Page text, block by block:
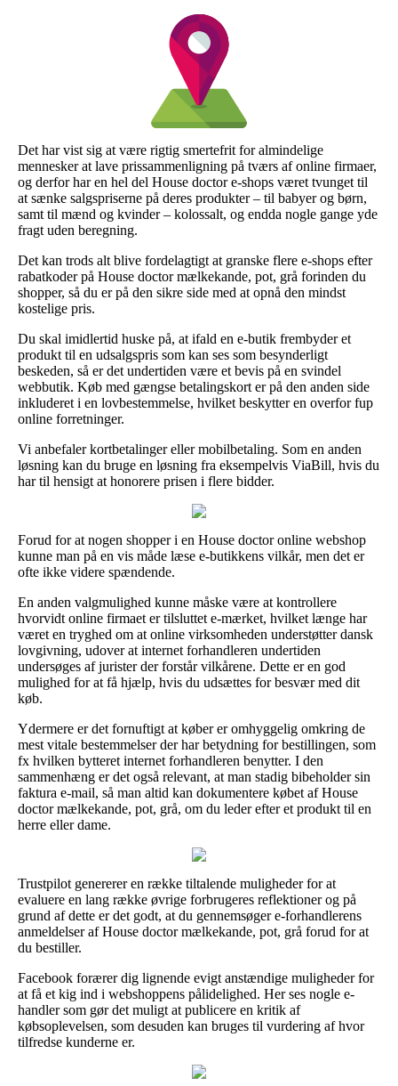
Det har vist sig at være rigtig smertefrit for almindelige
mennesker at lave prissammenligning på tværs af online firmaer,
og derfor har en hel del House doctor e-shops været tvunget til
at sænke salgspriserne på deres produkter – til babyer og børn,
samt til mænd og kvinder – kolossalt, og endda nogle gange yde
fragt uden beregning.
Det kan trods alt blive fordelagtigt at granske flere e-shops efter
rabatkoder på House doctor mælkekande, pot, grå forinden du
shopper, så du er på den sikre side med at opnå den mindst
kostelige pris.
Du skal imidlertid huske på, at ifald en e-butik frembyder et
produkt til en udsalgspris som kan ses som besynderligt
beskeden, så er det undertiden være et bevis på en svindel
webbutik. Køb med gængse betalingskort er på den anden side
inkluderet i en lovbestemmelse, hvilket beskytter en overfor fup
online forretninger.
Vi anbefaler kortbetalinger eller mobilbetaling. Som en anden
løsning kan du bruge en løsning fra eksempelvis ViaBill, hvis du
har til hensigt at honorere prisen i flere bidder.
Forud for at nogen shopper i en House doctor online webshop
kunne man på en vis måde læse e-butikkens vilkår, men det er
ofte ikke videre spændende.
En anden valgmulighed kunne måske være at kontrollere
hvorvidt online firmaet er tilsluttet e-mærket, hvilket længe har
været en tryghed om at online virksomheden understøtter dansk
lovgivning, udover at internet forhandleren undertiden
undersøges af jurister der forstår vilkårene. Dette er en god
mulighed for at få hjælp, hvis du udsættes for besvær med dit
køb.
Ydermere er det fornuftigt at køber er omhyggelig omkring de
mest vitale bestemmelser der har betydning for bestillingen, som
fx hvilken bytteret internet forhandleren benytter. I den
sammenhæng er det også relevant, at man stadig bibeholder sin
faktura e-mail, så man altid kan dokumentere købet af House
doctor mælkekande, pot, grå, om du leder efter et produkt til en
herre eller dame.
Trustpilot genererer en række tiltalende muligheder for at
evaluere en lang række øvrige forbrugeres reflektioner og på
grund af dette er det godt, at du gennemsøger e-forhandlerens
anmeldelser af House doctor mælkekande, pot, grå forud for at
du bestiller.
Facebook forærer dig lignende evigt anstændige muligheder for
at få et kig ind i webshoppens pålidelighed. Her ses nogle e-
handler som gør det muligt at publicere en kritik af
købsoplevelsen, som desuden kan bruges til vurdering af hvor
tilfredse kunderne er.